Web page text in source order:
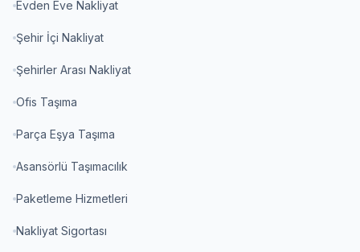
Evden Eve Nakliyat
Şehir İçi Nakliyat
Şehirler Arası Nakliyat
Ofis Taşıma
Parça Eşya Taşıma
Asansörlü Taşımacılık
Paketleme Hizmetleri
Nakliyat Sigortası